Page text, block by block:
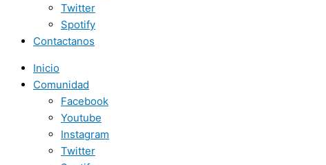
Twitter
Spotify
Contactanos
Inicio
Comunidad
Facebook
Youtube
Instagram
Twitter